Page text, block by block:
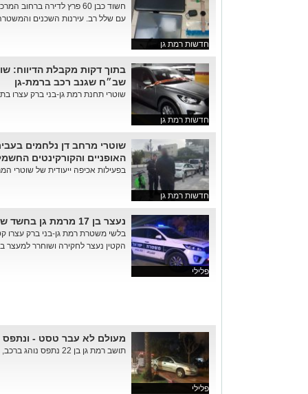
חדשות רמת גן
חשוד כבן 60 פרץ לדירה
עם שלל רב. עירנות השכנים
חדשות רמת גן
בתוך דקות מקבלת הדיווח:
שב״ח שגנב רכב ברמת-גן
שוטרי תחנת רמת גן-בני ברק עצרו
חדשות רמת גן
שוטרי מרחב דן נלחמים
האופניים והקורקינטים
בפעילות אכיפה ייעודית של שוטרי
פלילי
נעצר בן 17 מרמת גן בחשד שהכה את לוחם צה״ל בפורים
בלשי משטרת רמת גן-בני ברק עצרו
הקטין נעצר לחקירה ושוחרר למעצר
פלילי
מעולם לא עבר טסט - ונתפס
תושב רמת גן בן 22 נתפס נוהג ברכב, למרות שמעולם לא הוציא רישיון נהיגה